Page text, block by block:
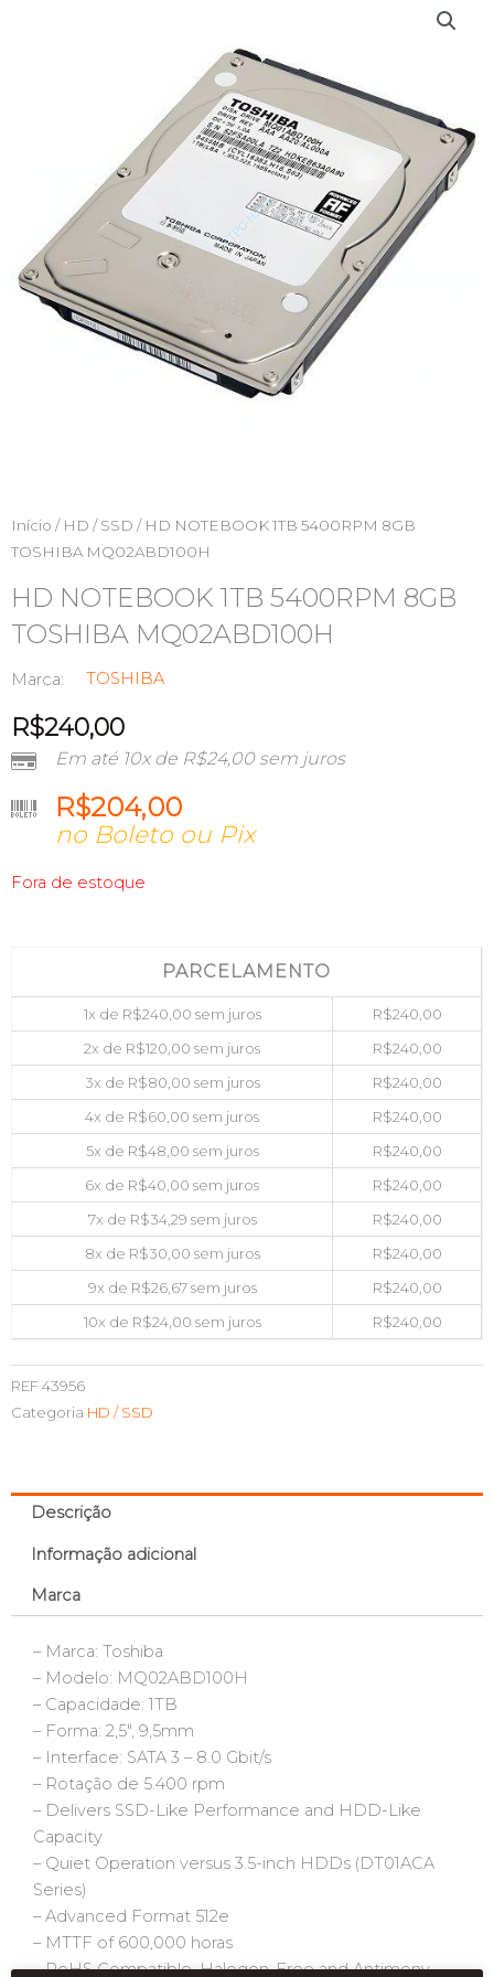
Início / HD / SSD / HD NOTEBOOK 1TB 5400RPM 8GB
TOSHIBA MQ02ABD100H
HD NOTEBOOK 1TB 5400RPM 8GB
TOSHIBA MQ02ABD100H
Marca: TOSHIBA
R$240,00
Em até 10x de R$24,00sem juros
R$204,00
no Boleto ou Pix
Fora de estoque
PARCELAMENTO
1x de R$240,00 sem juros R$240,00
2x de R$120,00 sem juros R$240,00
3x de R$80,00 sem juros R$240,00
4x de R$60,00 sem juros R$240,00
5x de R$48,00 sem juros R$240,00
6x de R$40,00 sem juros R$240,00
7x de R$34,29 sem juros R$240,00
8x de R$30,00 sem juros R$240,00
9x de R$26,67sem juros R$240,00
10x de R$24,00 sem juros R$240,00
REF43956
Categoria HD / SSD
Descrição
Informação adicional
Marca
– Marca: Toshiba
– Modelo: MQ02ABD100H
– Capacidade: 1TB
– Forma: 2,5″, 9,5mm
– Interface: SATA 3 – 8.0 Gbit/s
– Rotação de 5.400 rpm
– Delivers SSD-Like Performance and HDD-Like
Capacity
– Quiet Operation versus 3.5-inch HDDs (DT01ACA
Series)
– Advanced Format 512e
– MTTF of 600,000 horas
– RoHS Compatible, Halogen-Free and Antimony-